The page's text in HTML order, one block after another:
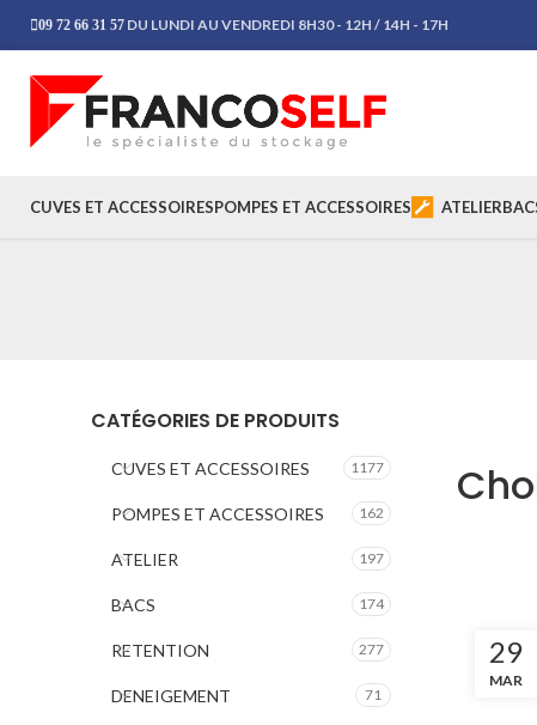
09 72 66 31 57 DU LUNDI AU VENDREDI 8H30 - 12H / 14H - 17H
CUVES ET ACCESSOIRESPOMPES ET ACCESSOIRES ATELIER
29
MAR
CATÉGORIES DE PRODUITS
CUVES ET ACCESSOIRES 1177
POMPES ET ACCESSOIRES 162
ATELIER 197
BACS 174
RETENTION 277
DENEIGEMENT 71